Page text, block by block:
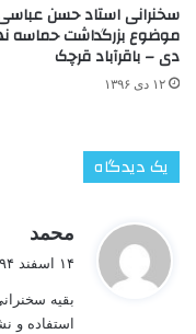
سخنرانی استاد حسن
موضوع بزرگداشت حماسه
دی – باقرآباد قرچک
۱۲ دی ۱۳۹۶
یک دیدگاه
محمد
:
۱۴ اسفند ۱۳۹۴ در ۳:۳۲ ب٫ظ
بقیه
استفاده و